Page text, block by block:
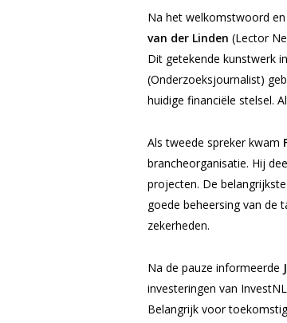
Na het welkomstwoord
van der Linden (Lector
Dit getekende kunstwerk
(Onderzoeksjournalist)
huidige financiële stelsel.
Als tweede spreker kwam
brancheorganisatie. Hij
projecten. De
goede beheersing van de
zekerheden.
Na de pauze informeerde
investeringen van
Belangrijk voor